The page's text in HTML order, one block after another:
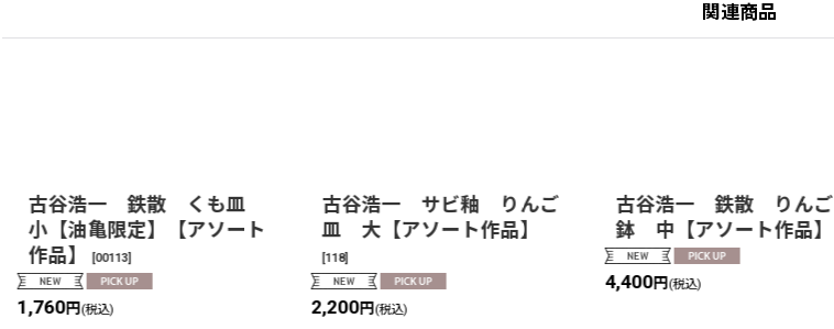
関連商品
古谷浩一 鉄散 くも皿
小【油亀限定】【アソート
作品】
[00113
1,760円 (税込)
古谷浩一 サビ釉 りんご
皿 大【アソート作品】
118]
2,200円 (税込)
古谷浩一 鉄散 りんご
鉢 中【アソート作品】
4,400円 (税込)